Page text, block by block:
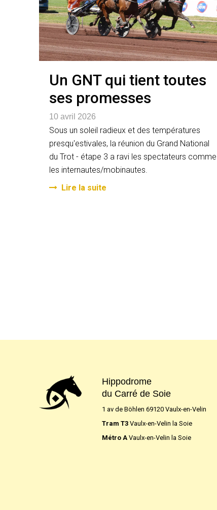
Un GNT qui tient toutes
ses promesses
10 avril 2026
Sous un soleil radieux et des températures
presqu'estivales, la réunion du Grand National
du Trot - étape 3 a ravi les spectateurs comme
les internautes/mobinautes.
Lire la suite
Hippodrome
du Carré de Soie
1 av de Böhlen 69120 Vaulx-en-Velin
Tram T3 Vaulx-en-Velin la Soie
Métro A Vaulx-en-Velin la Soie